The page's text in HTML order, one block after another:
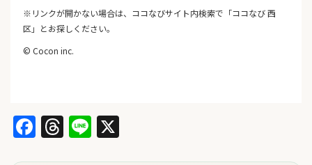
※リンクが開かない場合は、ココなびサイト内検索で「ココなび 西
区」とお探しください。
© Cocon inc.
Facebook
Threads
Line